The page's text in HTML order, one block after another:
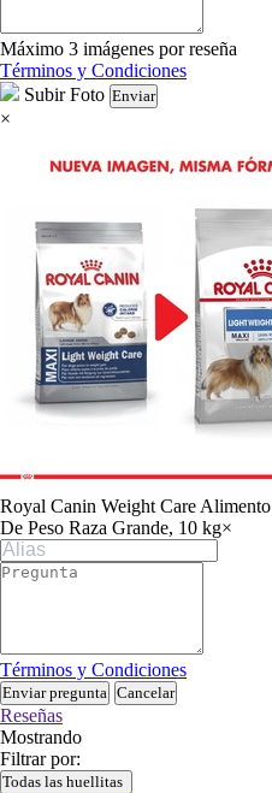
Máximo 3 imágenes por reseña
Términos y Condiciones
Subir Foto Enviar
×
Royal Canin Weight Care
De Peso Raza Grande, 10 kg×
Términos y Condiciones
Enviar pregunta Cancelar
Reseñas
Mostrando
Filtrar por:
Todas las huellitas